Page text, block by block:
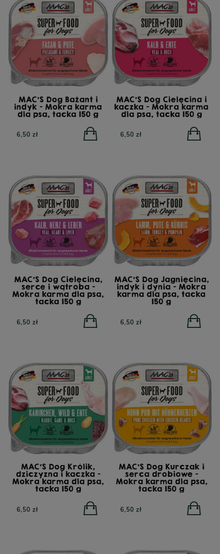
MAC'S Dog Bażant i
indyk - Mokra karma
dla psa, tacka 150 g
6,50 zł
MAC'S Dog Cielęcina i
kaczka - Mokra karma
dla psa, tacka 150 g
6,50 zł
MAC'S Dog Cielęcina,
serce i wątroba -
Mokra karma dla psa,
tacka 150 g
6,50 zł
MAC'S Dog Jagnięcina,
indyk i dynia - Mokra
karma dla psa, tacka
150 g
6,50 zł
MAC'S Dog Królik,
dziczyzna i kaczka -
Mokra karma dla psa,
tacka 150 g
6,50 zł
MAC'S Dog Kurczak i
serca drobiowe -
Mokra karma dla psa,
tacka 150 g
6,50 zł